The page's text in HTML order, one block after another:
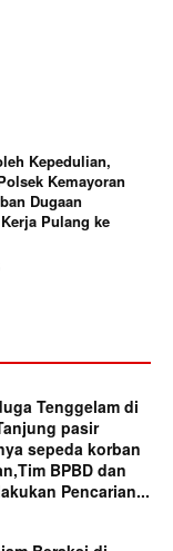
Kepedulian,
Kemayoran
Dugaan
Pulang ke
Tenggelam di
pasir
sepeda korban
BPBD dan
Pencarian...